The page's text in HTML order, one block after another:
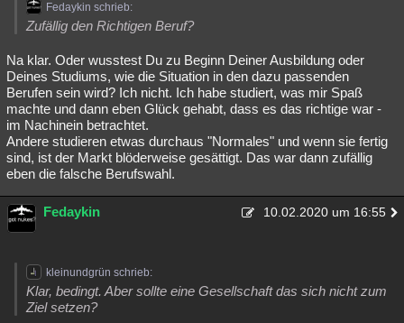
Fedaykin schrieb:
Zufällig den Richtigen Beruf?
Na klar. Oder wusstest Du zu Beginn Deiner Ausbildung oder
Deines Studiums, wie die Situation in den dazu passenden
Berufen sein wird? Ich nicht. Ich habe studiert, was mir Spaß
machte und dann eben Glück gehabt, dass es das richtige war -
im Nachinein betrachtet.
Andere studieren etwas durchaus "Normales" und wenn sie fertig
sind, ist der Markt blöderweise gesättigt. Das war dann zufällig
eben die falsche Berufswahl.
Fedaykin 10.02.2020 um 16:55
kleinundgrün schrieb:
Klar, bedingt. Aber sollte eine Gesellschaft das sich nicht zum
Ziel setzen?